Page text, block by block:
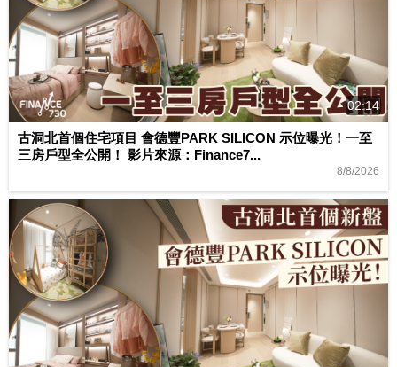
02:14
古洞北首個住宅項目 會德豐PARK SILICON 示位曝光！一至
三房戶型全公開！ 影片來源：Finance7...
8/8/2026